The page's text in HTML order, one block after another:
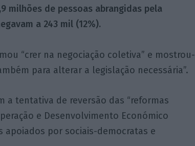
milhões de pessoas abrangidas pela
a 243 mil (12%).
“crer na negociação coletiva” e mostrou-
para alterar a legislação necessária”.
a tentativa de reversão das “reformas
e Desenvolvimento Económico
apoiados por sociais-democratas e